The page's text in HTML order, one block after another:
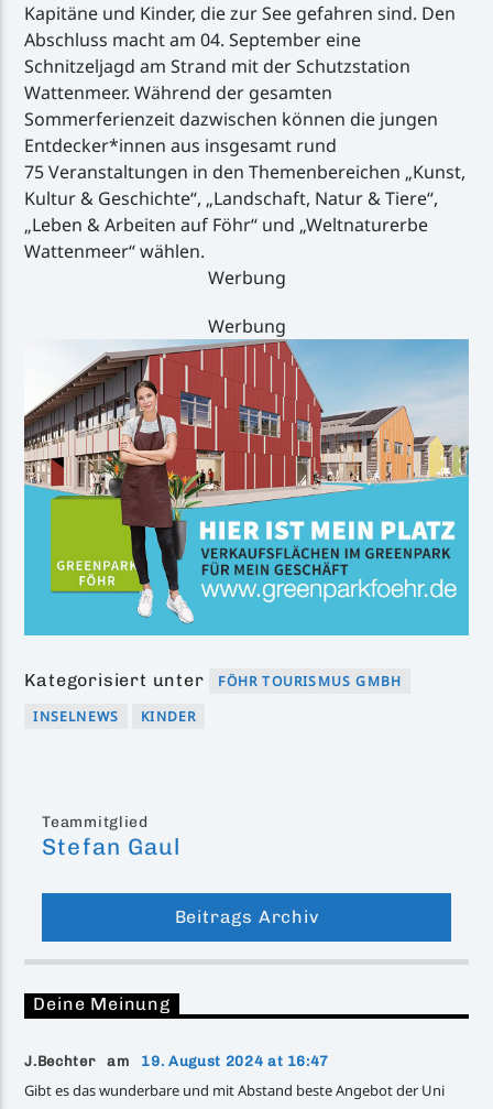
Kapitäne und Kinder, die zur See gefahren sind. Den
Abschluss macht am 04. September eine
Schnitzeljagd am Strand mit der Schutzstation
Wattenmeer. Während der gesamten
Sommerferienzeit dazwischen können die jungen
Entdecker*innen aus insgesamt rund
75 Veranstaltungen in den Themenbereichen „Kunst,
Kultur & Geschichte“, „Landschaft, Natur & Tiere“,
„Leben & Arbeiten auf Föhr“ und „Weltnaturerbe
Wattenmeer“ wählen.
Werbung
Werbung
Kategorisiert unter
FÖHR TOURISMUS GMBH
INSELNEWS
KINDER
Teammitglied
Stefan Gaul
Beitrags Archiv
Deine Meinung
J.Bechter am 19. August 2024 at 16:47
Gibt es das wunderbare und mit Abstand beste Angebot der Uni